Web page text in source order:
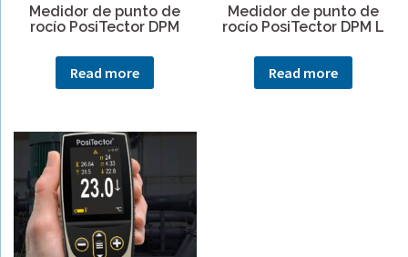
Medidor de punto de
rocío PosiTector DPM
Read more
Medidor de punto de
rocío PosiTector DPM L
Read more